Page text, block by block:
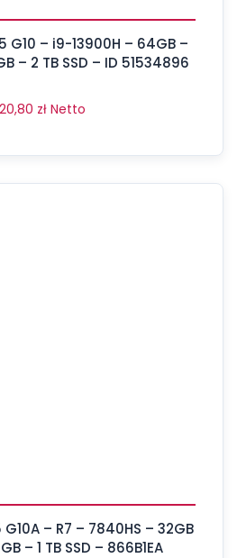
– 64GB –
– 2 TB SSD – ID 51534896
zł Netto
– 32GB
– 1 TB SSD – 866B1EA